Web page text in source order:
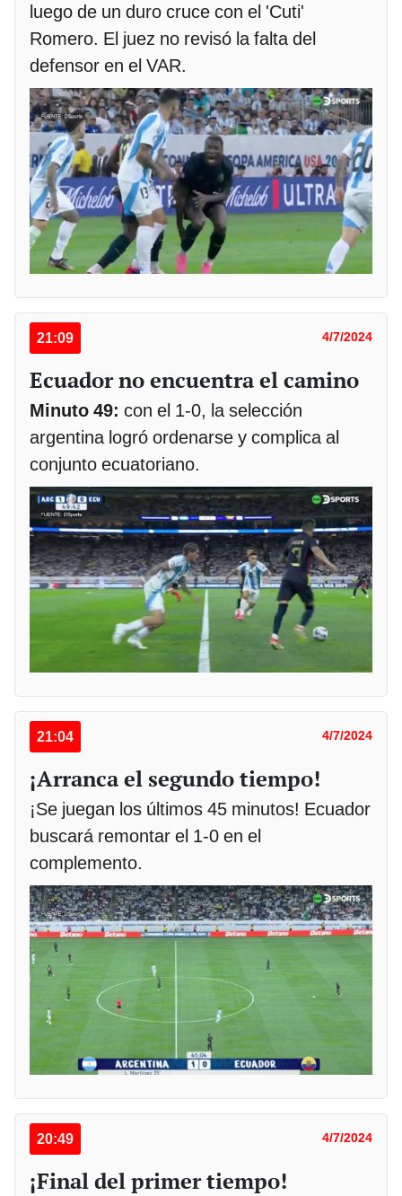
luego de un duro cruce con el 'Cuti'
Romero. El juez no revisó la falta del
defensor en el VAR.
21:09 4/7/2024
Ecuador no encuentra el camino
Minuto 49: con el 1-0, la selección
argentina logró ordenarse y complica al
conjunto ecuatoriano.
21:04 4/7/2024
¡Arranca el segundo tiempo!
¡Se juegan los últimos 45 minutos! Ecuador
buscará remontar el 1-0 en el
complemento.
20:49 4/7/2024
¡Final del primer tiempo!